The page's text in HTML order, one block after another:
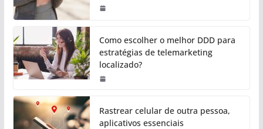
Como escolher o melhor DDD para
estratégias de telemarketing
localizado?
Rastrear celular de outra pessoa,
aplicativos essenciais